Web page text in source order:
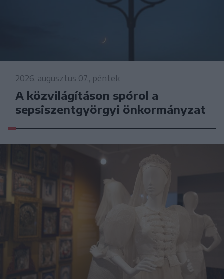
2026. augusztus 07., péntek
A közvilágításon spórol a
sepsiszentgyörgyi önkormányzat